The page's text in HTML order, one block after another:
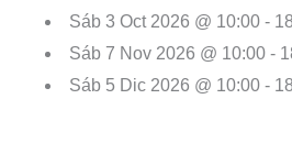
Sáb 3 Oct 2026 @ 10:00 -
Sáb 7 Nov 2026 @ 10:00 -
Sáb 5 Dic 2026 @ 10:00 -